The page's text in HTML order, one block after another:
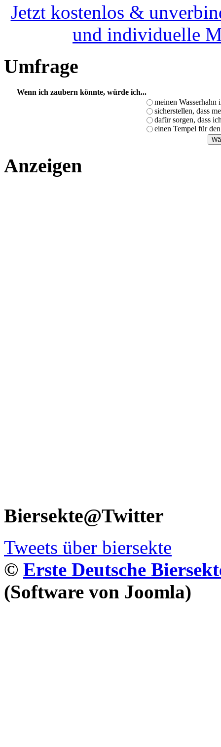
Jetzt kostenlos &
und individuelle
Umfrage
Wenn ich zaubern könnte, würde ich...
meinen
sicherstellen, dass
dafür sorgen, dass
einen Tempel für
Anzeigen
Biersekte@Twitter
Tweets über biersekte
© Erste Deutsche
(Software von Joomla)